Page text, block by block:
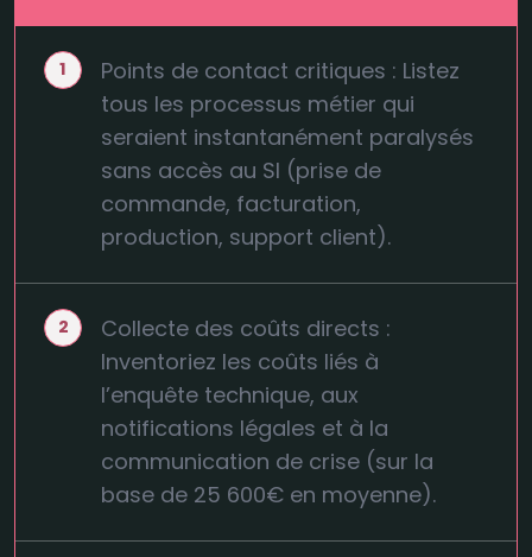
Points de contact critiques : Listez
tous les processus métier qui
seraient instantanément paralysés
sans accès au SI (prise de
commande, facturation,
production, support client).
Collecte des coûts directs :
Inventoriez les coûts liés à
l’enquête technique, aux
notifications légales et à la
communication de crise (sur la
base de 25 600€ en moyenne).